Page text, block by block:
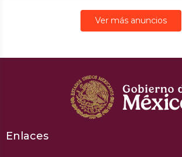
Ver más anuncios
Enlaces